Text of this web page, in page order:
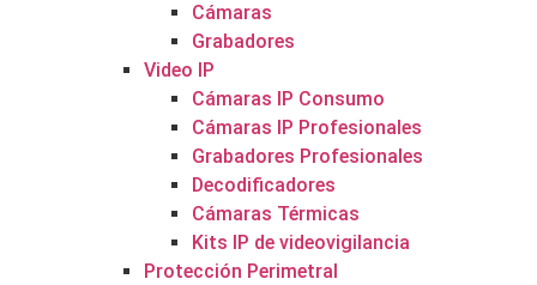
Cámaras
Grabadores
Video IP
Cámaras IP Consumo
Cámaras IP Profesionales
Grabadores Profesionales
Decodificadores
Cámaras Térmicas
Kits IP de videovigilancia
Protección Perimetral